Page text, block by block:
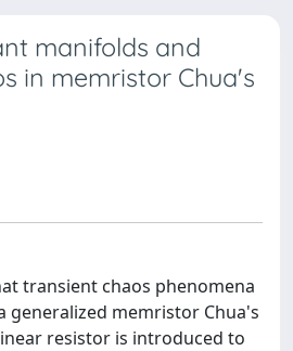
manifolds and
in memristor Chua's
transient chaos phenomena
generalized memristor Chua's
resistor is introduced to